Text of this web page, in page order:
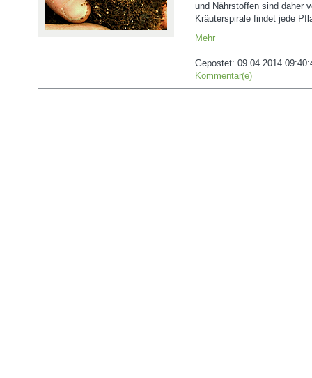
und Nährstoffen sind daher
Kräuterspirale findet jede
Mehr
Gepostet: 09.04.2014
Kommentar(e)